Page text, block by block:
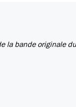
la bande originale